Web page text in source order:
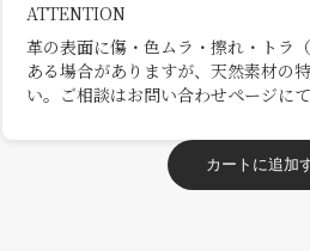
ATTENTION
革の表面に傷・色ムラ・擦れ・トラ
ある場合がありますが、天然素材の
い。ご相談はお問い合わせページにて
カートに追加